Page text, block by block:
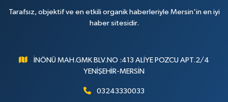
Tarafsız, objektif ve en etkili organik haberleriyle Mersin'in en iyi
haber sitesidir.
İNÖNÜ MAH.GMK BLV.NO :413 ALİYE POZCU APT.2/4
YENİŞEHİR-MERSİN
03243330033